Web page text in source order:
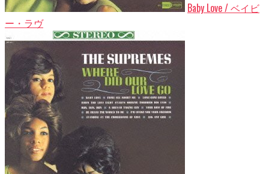
Baby Love / ベイビ
ー・ラヴ